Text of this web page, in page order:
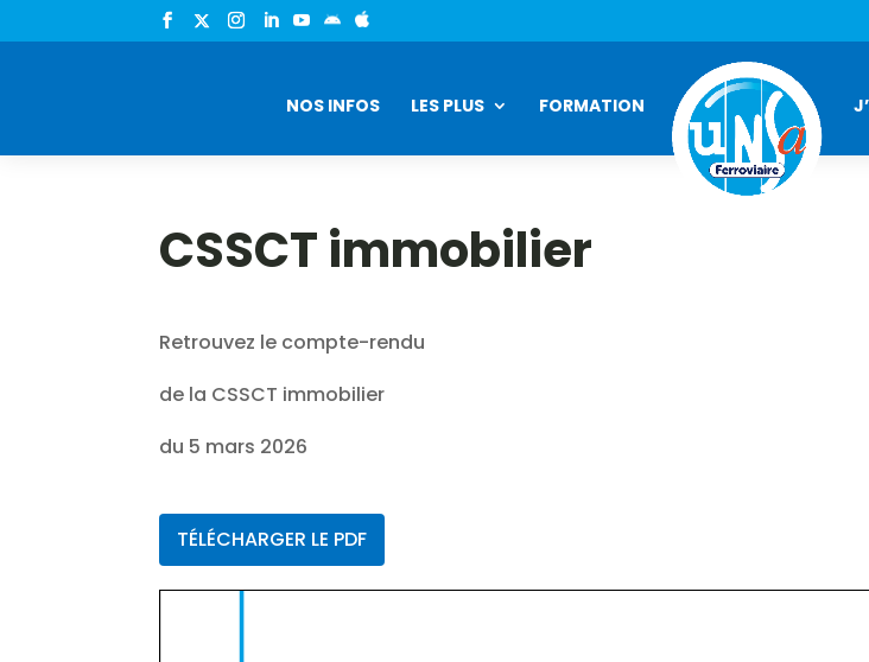
 
NOS INFOS LES PLUS FORMATION
CSSCT immobilier
Retrouvez le compte-rendu
de la CSSCT immobilier
du 5 mars 2026
TÉLÉCHARGER LE PDF